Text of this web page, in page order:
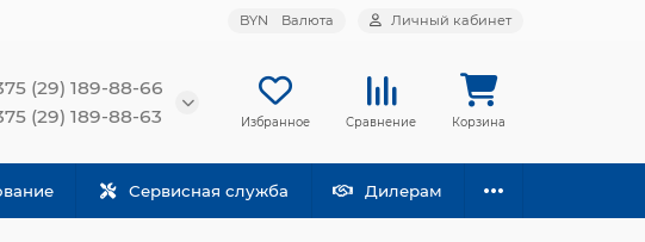
BYN Валюта Личный кабинет
(29) 189-88-66
(29) 189-88-63
Избранное Сравнение Корзина
Сервисная служба Дилерам